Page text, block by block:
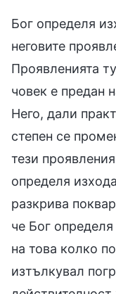
Бог определя
неговите
Проявленията
човек е предан
Него, дали
степен се
тези
определя
разкрива
че Бог
на това колко
изтълкувал